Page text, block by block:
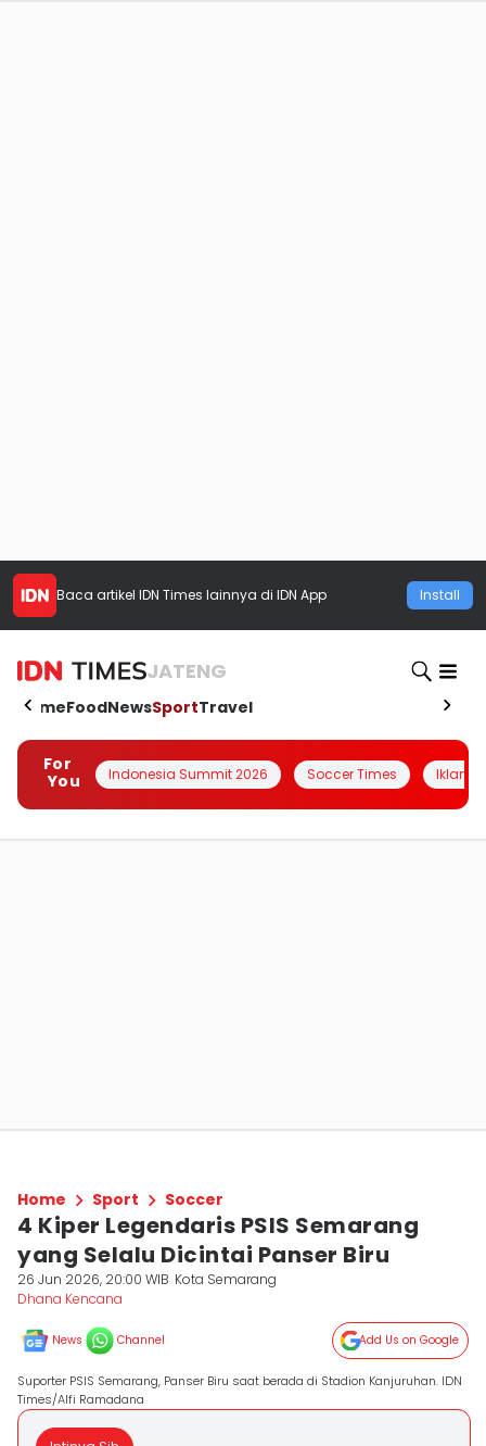
Baca artikel IDN Times lainnya di IDN App Install
JATENG
HomeFoodNewsSportTravel
For
You
Indonesia Summit 2026 Soccer Times Iklanin
Home Sport Soccer
4 Kiper Legendaris PSIS Semarang
yang Selalu Dicintai Panser Biru
26 Jun 2026, 20:00 WIB Kota Semarang
Dhana Kencana
News Channel Add Us on Google
Suporter PSIS Semarang, Panser Biru saat berada di Stadion Kanjuruhan. IDN
Times/Alfi Ramadana